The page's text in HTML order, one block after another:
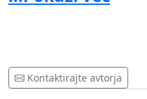
prejela po pošti dne
seznanjena, da je Aron
Kontaktirajte avtorja